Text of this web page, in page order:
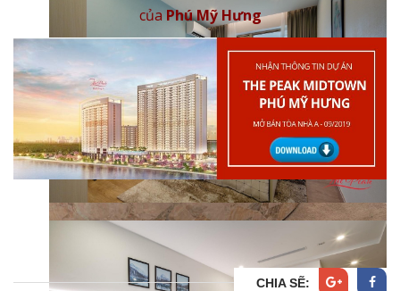
củaPhú Mỹ Hưng
4.5/5
CHIA SẼ: